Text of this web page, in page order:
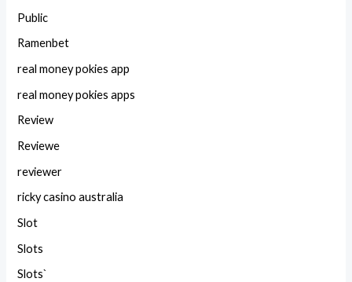
Public
Ramenbet
real money pokies app
real money pokies apps
Review
Reviewe
reviewer
ricky casino australia
Slot
Slots
Slots`